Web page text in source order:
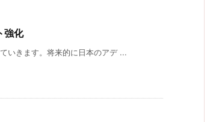
強化
いきます。将来的に日本のアデ ...